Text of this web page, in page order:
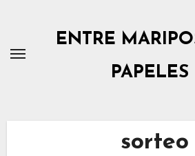
contenido
ENTRE
PAPELES
sorteo